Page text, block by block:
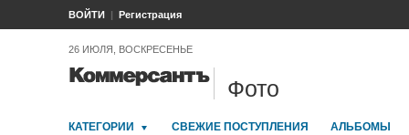
ВОЙТИ Регистрация
26 ИЮЛЯ, ВОСКРЕСЕНЬЕ
Фото
КАТЕГОРИИ СВЕЖИЕ ПОСТУПЛЕНИЯ АЛЬБОМЫ